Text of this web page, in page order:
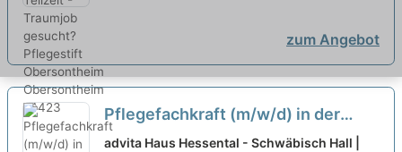
zum Angebot
Pflegefachkraft (m/w/d) in der
Tagespflege in Teilzeit - Werden
advita Haus Hessental - Schwäbisch Hall |